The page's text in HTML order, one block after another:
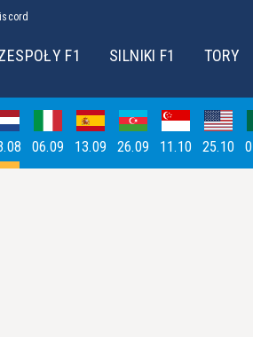
F1 SILNIKI F1 TORY
06.09 13.09 26.09 11.10 25.10